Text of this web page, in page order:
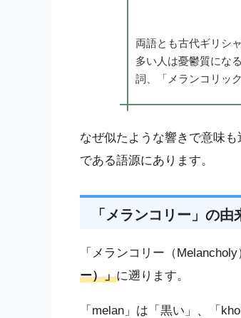
両語とも古代ギリシ
多い人は憂鬱質にな
詞、「メランコリッ
なぜ似たような響きで意味
である語源にあります。
「メランコリー」の
「メランコリー（
ー）」に遡ります。
「melan」は「黒い」、「